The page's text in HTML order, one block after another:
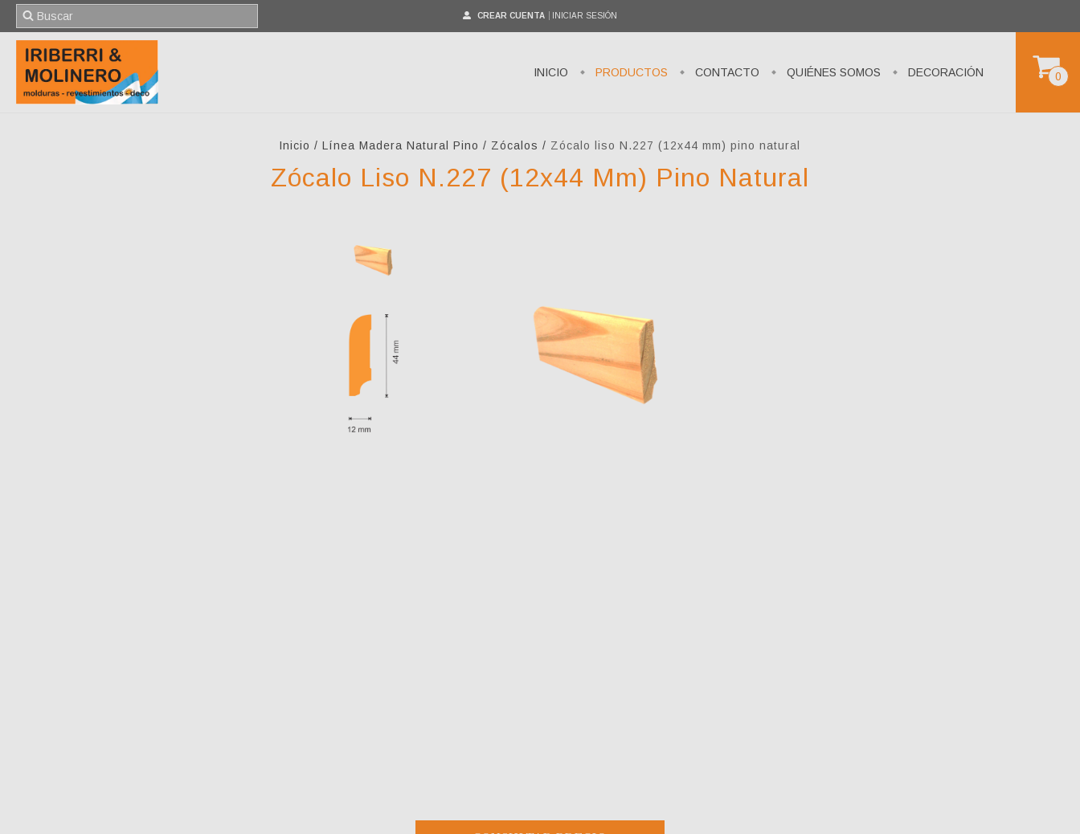
CREAR CUENTA INICIAR SESIÓN
INICIO PRODUCTOS CONTACTO QUIÉNES SOMOS DECORACIÓN 0
Inicio / Línea Madera Natural Pino / Zócalos / Zócalo liso N.227 (12x44 mm) pino natural
Zócalo Liso N.227 (12x44 Mm) Pino Natural